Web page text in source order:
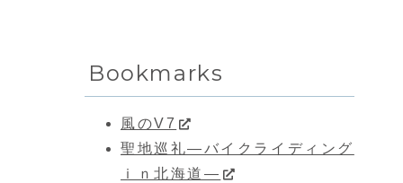
Bookmarks
風のV7
聖地巡礼―バイクライディング
ｉｎ北海道―